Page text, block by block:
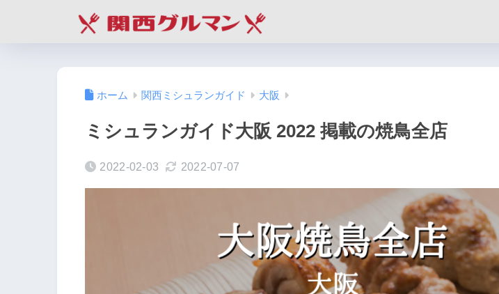
ホーム 関西ミシュランガイド 大阪
ミシュランガイド大阪 2022 掲載の焼鳥全店
2022-02-03 2022-07-07